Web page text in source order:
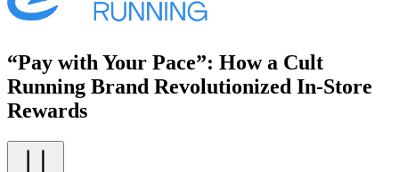
“Pay with Your Pace”: How a Cult
Running Brand Revolutionized In-Store
Rewards